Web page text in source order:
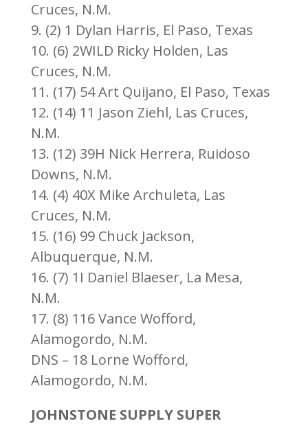
Cruces, N.M.
9. (2) 1 Dylan Harris, El Paso, Texas
10. (6) 2WILD Ricky Holden, Las
Cruces, N.M.
11. (17) 54 Art Quijano, El Paso, Texas
12. (14) 11 Jason Ziehl, Las Cruces,
N.M.
13. (12) 39H Nick Herrera, Ruidoso
Downs, N.M.
14. (4) 40X Mike Archuleta, Las
Cruces, N.M.
15. (16) 99 Chuck Jackson,
Albuquerque, N.M.
16. (7) 1I Daniel Blaeser, La Mesa,
N.M.
17. (8) 116 Vance Wofford,
Alamogordo, N.M.
DNS – 18 Lorne Wofford,
Alamogordo, N.M.
JOHNSTONE SUPPLY SUPER